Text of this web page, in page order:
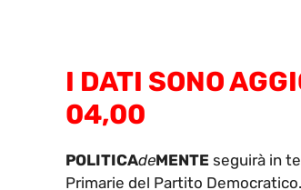
I DATI SONO
04,00
POLITICAdeMENTE seguirà in
Primarie del Partito Democratico.